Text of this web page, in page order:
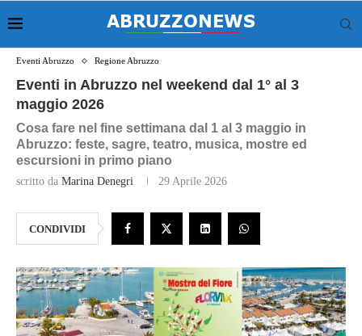
Eventi Abruzzo Regione Abruzzo
Eventi in Abruzzo nel weekend dal 1° al 3
maggio 2026
Cosa fare nel fine settimana dal 1 al 3 maggio in
Abruzzo: feste, sagre, teatro, musica, mostre ed
escursioni in primo piano
scritto da Marina Denegri 29 Aprile 2026
CONDIVIDI